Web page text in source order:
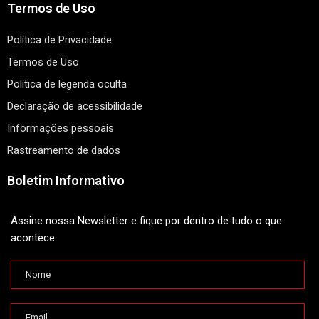
Termos de Uso
Política de Privacidade
Termos de Uso
Política de legenda oculta
Declaração de acessibilidade
Informações pessoais
Rastreamento de dados
Boletim Informativo
Assine nossa Newsletter e fique por dentro de tudo o que
acontece.